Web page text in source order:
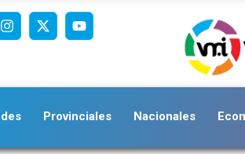
Provinciales Nacionales